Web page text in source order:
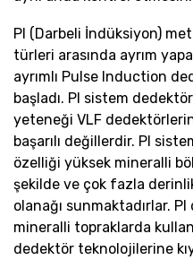
PI (Darbeli İndüksiyon)
türleri arasında ayrım
ayrımlı Pulse Induction
başladı. PI sistem
yeteneği VLF
başarılı değillerdir. PI
özelliği yüksek mineralli
şekilde ve çok fazla
olanağı sunmaktadırlar.
mineralli topraklarda
dedektör teknolojilerine